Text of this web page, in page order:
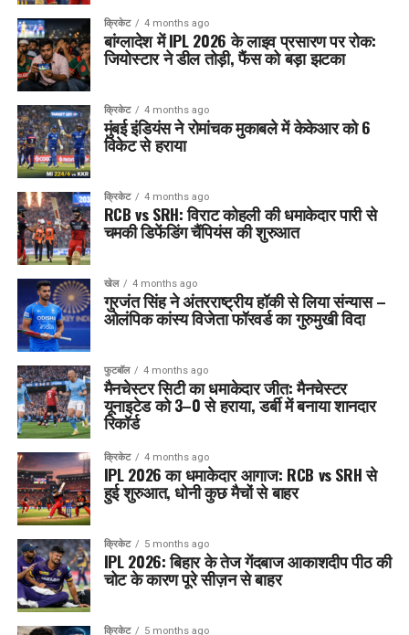
क्रिकेट 4 months ago
बांग्लादेश में IPL 2026 के लाइव प्रसारण पर रोक:
जियोस्टार ने डील तोड़ी, फैंस को बड़ा झटका
क्रिकेट 4 months ago
मुंबई इंडियंस ने रोमांचक मुकाबले में केकेआर को 6
विकेट से हराया
क्रिकेट 4 months ago
RCB vs SRH: विराट कोहली की धमाकेदार पारी से
चमकी डिफेंडिंग चैंपियंस की शुरुआत
खेल 4 months ago
गुरजंत सिंह ने अंतरराष्ट्रीय हॉकी से लिया संन्यास –
ओलंपिक कांस्य विजेता फॉरवर्ड का गुरुमुखी विदा
फुटबॉल 4 months ago
मैनचेस्टर सिटी का धमाकेदार जीत: मैनचेस्टर
यूनाइटेड को 3–0 से हराया, डर्बी में बनाया शानदार
रिकॉर्ड
क्रिकेट 4 months ago
IPL 2026 का धमाकेदार आगाज: RCB vs SRH से
हुई शुरुआत, धोनी कुछ मैचों से बाहर
क्रिकेट 5 months ago
IPL 2026: बिहार के तेज गेंदबाज आकाशदीप पीठ की
चोट के कारण पूरे सीज़न से बाहर
क्रिकेट 5 months ago